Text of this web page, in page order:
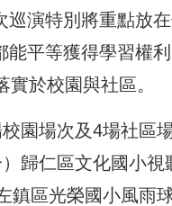
巡演特別將重點放
能平等獲得學習權
於校園與社區。
園場次及4場社區
歸仁區文化國小
區光榮國小風雨球